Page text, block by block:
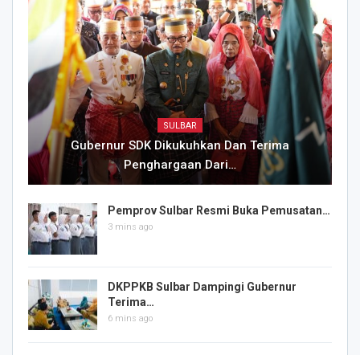
SULBAR
Gubernur SDK Dikukuhkan Dan Terima
Penghargaan Dari…
Pemprov Sulbar Resmi Buka Pemusatan…
3 mins ago
DKPPKB Sulbar Dampingi Gubernur
Terima…
6 mins ago